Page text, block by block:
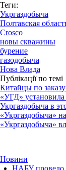
Теги:
Укргаздобыча
Полтавская
Crosco
новы скважины
бурение
газодобыча
Нова Влада
Публікації по темі
Китайцы по
«УГД» установила
Укргаздобыча в
«Укргаздобыча»
«Укргаздобыча»
Новини